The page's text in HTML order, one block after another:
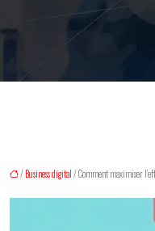
/Business digital/ Comment maximiser